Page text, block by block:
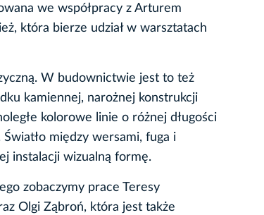
we współpracy z Arturem
która bierze udział w warsztatach
W budownictwie jest to też
kamiennej, narożnej konstrukcji
kolorowe linie o różnej długości
między wersami, fuga i
instalacji wizualną formę.
zobaczymy prace Teresy
Olgi Ząbroń, która jest także